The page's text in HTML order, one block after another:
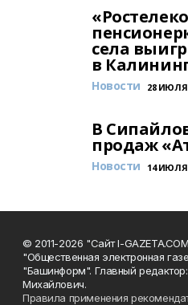
села
в
Новости 28 ИЮЛЯ
В
продаж
Новости 14 ИЮЛЯ
© 2011-2026 "Сайт I-
"Общественная электронная
"Башинформ". Главный
Михайлович.
Правила применения